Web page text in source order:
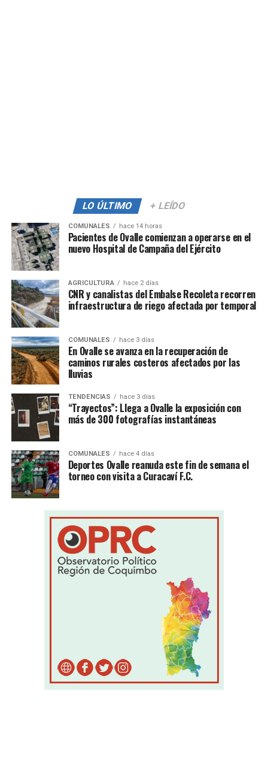
LO ÚLTIMO + LEÍDO
COMUNALES hace 14 horas
Pacientes de Ovalle comienzan a operarse en el
nuevo Hospital de Campaña del Ejército
AGRICULTURA hace 2 días
CNR y canalistas del Embalse Recoleta recorren
infraestructura de riego afectada por temporal
COMUNALES hace 3 días
En Ovalle se avanza en la recuperación de
caminos rurales costeros afectados por las
lluvias
TENDENCIAS hace 3 días
“Trayectos”: Llega a Ovalle la exposición con
más de 300 fotografías instantáneas
COMUNALES hace 4 días
Deportes Ovalle reanuda este fin de semana el
torneo con visita a Curacaví F.C.